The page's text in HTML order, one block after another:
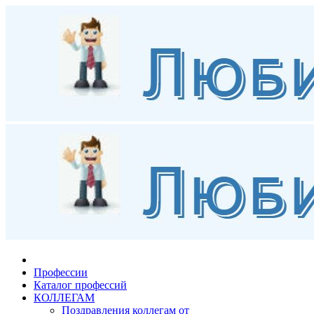
Профессии
Каталог профессий
КОЛЛЕГАМ
Поздравления коллегам от